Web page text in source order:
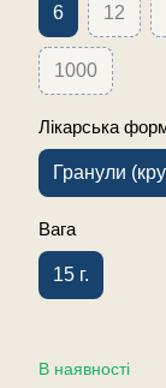
6 12
1000
Лікарська
Гранули
Вага
15 г.
В наявності